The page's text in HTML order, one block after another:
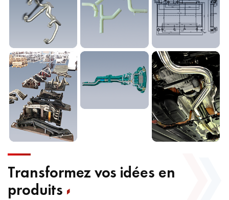
Transformez vos idées en
produits